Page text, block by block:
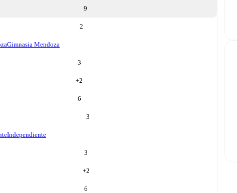
9
2
Gimnasia Mendoza
3
+2
6
3
Independiente
3
+2
6